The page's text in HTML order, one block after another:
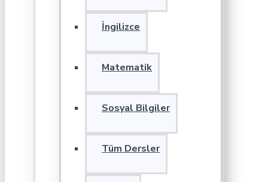
İngilizce
Matematik
Sosyal Bilgiler
Tüm Dersler